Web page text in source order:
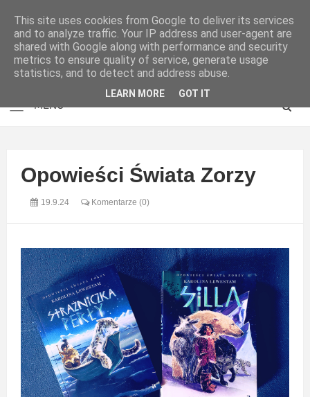
Opowieści Świata Zorzy
19.9.24 Komentarze (0)
This site uses cookies from Google to deliver its services
and to analyze traffic. Your IP address and user-agent are
shared with Google along with performance and security
metrics to ensure quality of service, generate usage
statistics, and to detect and address abuse.
LEARN MORE GOT IT